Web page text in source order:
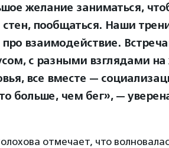
желание заниматься,
пообщаться. Наши
про взаимодействие.
с разными взглядами на
все вместе —
больше, чем бег», —
отмечает, что